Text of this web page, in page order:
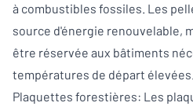
à combustibles fossiles. Les
source d'énergie renouvelable,
être réservée aux bâtiments
températures de départ élevées.
Plaquettes forestières: Les